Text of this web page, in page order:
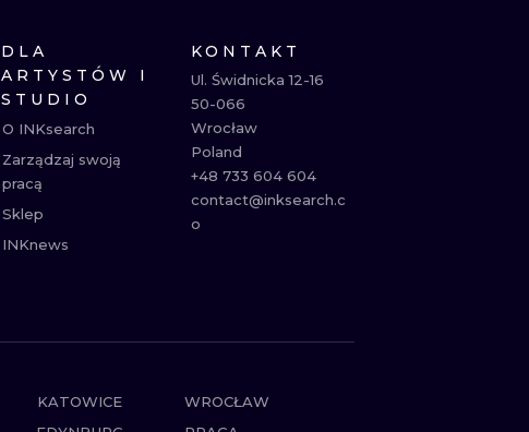
DLA
ARTYSTÓW I
STUDIO
O INKsearch
Zarządzaj swoją
pracą
Sklep
INKnews
KONTAKT
Ul. Świdnicka 12-16
50-066
Wrocław
Poland
+48 733 604 604
contact@inksearch.c
o
KATOWICE
WROCŁAW